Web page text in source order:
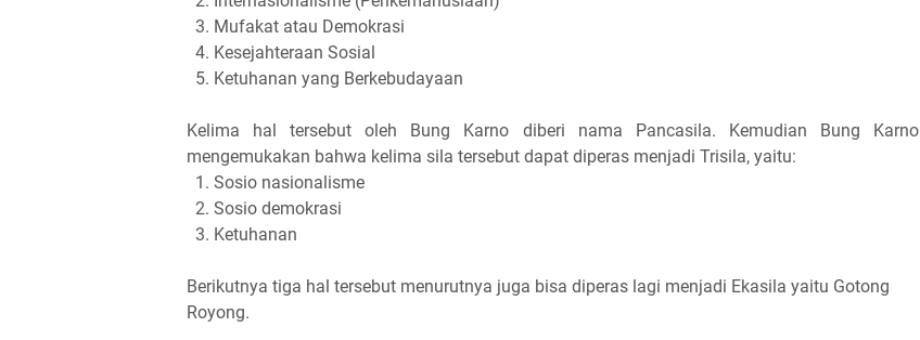
3. Mufakat atau Demokrasi
4. Kesejahteraan Sosial
5. Ketuhanan yang Berkebudayaan
Kelima hal tersebut oleh Bung Karno diberi nama Pancasila. Kemudian Bung Karno
mengemukakan bahwa kelima sila tersebut dapat diperas menjadi Trisila, yaitu:
1. Sosio nasionalisme
2. Sosio demokrasi
3. Ketuhanan
Berikutnya tiga hal tersebut menurutnya juga bisa diperas lagi menjadi Ekasila yaitu Gotong
Royong.